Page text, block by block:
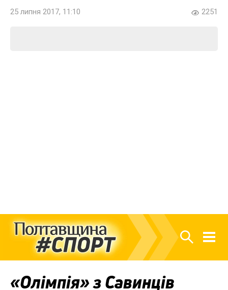
25 липня 2017, 11:10 2251
«Олімпія» з Савинців